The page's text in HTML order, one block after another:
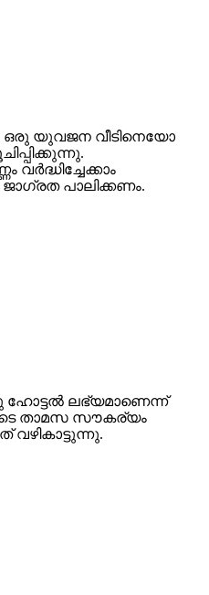
യുവജന വീടിനെയോ
പാലിക്കണം.
ലഭ്യമാണെന്ന്
താമസ സൗകര്യം